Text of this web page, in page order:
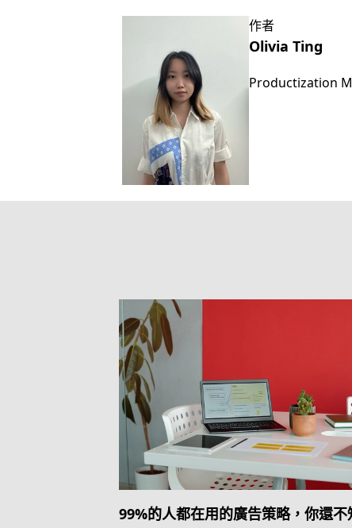
作者
Olivia Ting
Productization
99%的人都在用的廣告策略，你還不